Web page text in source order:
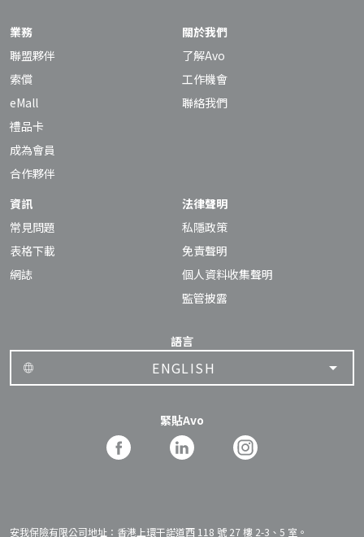
業務
聯盟夥伴
索償
eMall
禮品卡
成為會員
合作夥伴
關於我們
了解Avo
工作機會
聯絡我們
資訊
常見問題
表格下載
網誌
法律聲明
私隱政策
免責聲明
個人資料收集聲明
監管披露
語言
ENGLISH
緊貼Avo
安我保險有限公司地址：香港上環干諾道西 118 號 27 樓 2-3、5 室。